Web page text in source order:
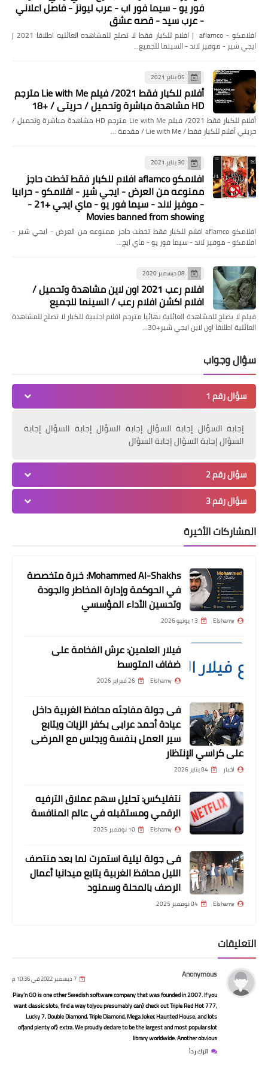
كيف يتم تصوير أفلام هوليوود -
Hollywood films
منوعات
أوسكار 2021 Oscar / الأفلام العربية التي
تم تقديمها رسميا / افلامنكو
AFLAMINCO
مسلسلات وافلام
مترجم أون لاين / حريتي
مسلسلات وافلام
جوائز الأوسكار 2021: فيلم Malayalam
Jallikattu يحصل على دخول أوسكار ، تعرف
على ما يميز قصته
مسلسلات وافلام
أفلام للكبار فقط / أفلام رعب عن الجن
2010 / أفلام رعب تركي /أفلام رعب حلوة /
افلامنكو aflaminco
مسلسلات وافلام
أفلام أكشن / أفلام للكبار فقط / أفلام
ممنوعه من العرض / أفلام أجنبي / أفلام
عربي / أفلام تركي / أفلام هندي
فور يو - سيما فور اب - عرب ليونز - فاصل اعلاني
- عرب سيد - قصه عشق
افلامكو - aflamco | افلام للكبار فقط لا تصلح للمشاهده العائليه اطلاقا 2021 |
ايجي شير - موفيز لاند - السينما للجميع…
05 يناير 2021
أفلام للكبار فقط 2021/ فيلم Lie with Me مترجم
HD مشاهدة مباشرة وتحميل / حريتي / +18
أفلام للكبار فقط 2021/ فيلم Lie with Me مترجم HD مشاهدة مباشرة وتحميل /
حريتي أفلام للكبار فقط / Lie with Me / مقدمة …
30 يناير 2021
افلامكو aflamco افلام للكبار فقط تخطت حاجز
ممنوعه من العرض - ايجي شير - افلامكو - حرابيا
- موفيز لاند - سيما فور يو - ماي ايجي +21 -
Movies banned from showing
افلامكو aflamco افلام للكبار فقط تخطت حاجز ممنوعه من العرض - ايجي شير -
افلامكو - موفيز لاند - سيما فور يو - ماي ايج…
08 ديسمبر 2020
افلام رعب 2021 اون لاين مشاهدة وتحميل /
افلام اكشن افلام رعب / السينما للجميع
فيلم لا يصلح للمشاهدة العائلية نهائيا مترجم افلام اجنبية للكبار لا تصلح للمشاهدة
العائلية اطلاقا اون لاين ايجي شير+30…
سؤال وجواب
سؤال رقم 1
إجابة السؤال إجابة السؤال إجابة السؤال إجابة السؤال إجابة
السؤال إجابة السؤال إجابة السؤال
سؤال رقم 2
سؤال رقم 3
المشاركات الأخيرة
Mohammed Al-Shakhs: خبرة متخصصة
في الحوكمة وإدارة المخاطر والجودة
وتحسين الأداء المؤسسي
Elshamy 13 يونيو 2026
فيلار العلمين: عرش الفخامة على
ضفاف المتوسط
Elshamy 26 فبراير 2026
فى جولة مفاجئه محافظ الغربية داخل
عيادة أحمد عرابى بكفر الزيات ويتابع
سير العمل بنفسة ويجلس مع المرضى
على كراسي الإنتظار
اخبار 04 يناير 2026
نتفليكس: تحليل سهم عملاق الترفيه
الرقمي ومستقبله في عالم المنافسة
Elshamy 10 نوفمبر 2025
فى جولة ليلية استمرت لما بعد منتصف
الليل محافظ الغربية يتابع ميدانيا أعمال
الرصف بالمحلة وسمنود
Elshamy 04 نوفمبر 2025
التعليقات
Anonymous 7 ديسمبر 2022 في 10:36 م
Play’n GO is one other Swedish software company that was founded in 2007. If you
want classic slots, find a way to|you presumably can} check out Triple Red Hot 777,
Lucky 7, Double Diamond, Triple Diamond, Mega Joker, Haunted House, and lots
of|and plenty of} extra. We proudly declare to be the largest and most popular slot
library worldwide. Another obvious
اترك رداً